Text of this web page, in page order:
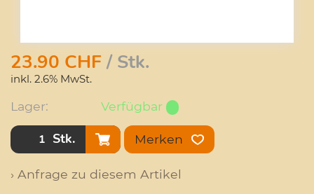
23.90 CHF/ Stk.
inkl. 2.6% MwSt.
Lager: Verfügbar
Stk. Merken
› Anfrage zu diesem Artikel